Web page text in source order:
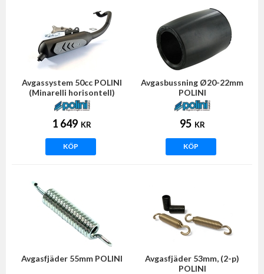
Avgassystem 50cc POLINI
(Minarelli horisontell)
1 649 KR
KÖP
Avgasbussning Ø20-22mm
POLINI
95 KR
KÖP
Avgasfjäder 55mm POLINI
Avgasfjäder 53mm, (2-p)
POLINI